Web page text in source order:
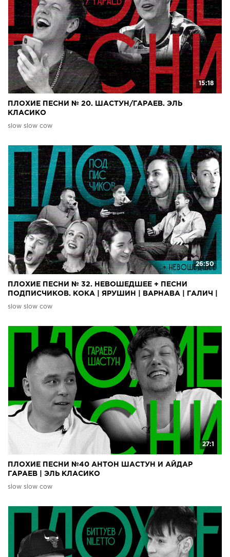
15:18
ПЛОХИЕ ПЕСНИ № 20. ШАСТУН/ГАРАЕВ. ЭЛЬ
КЛАСИКО
slow slow cow
26:50
ПЛОХИЕ ПЕСНИ № 32. НЕВОШЕДШЕЕ + ПЕСНИ
ПОДПИСЧИКОВ. КОКА | ЯРУШИН | ВАРНАВА | ГАЛИЧ |
ШАСТУН | ГАРАЕВ
slow slow cow
27:1
ПЛОХИЕ ПЕСНИ №40 АНТОН ШАСТУН И АЙДАР
ГАРАЕВ | ЭЛЬ КЛАСИКО
slow slow cow